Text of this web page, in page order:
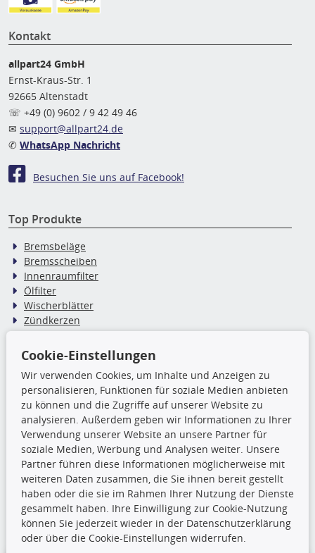
Kontakt
allpart24 GmbH
Ernst-Kraus-Str. 1
92665 Altenstadt
☏ +49 (0) 9602 / 9 42 49 46
✉ support@allpart24.de
✆ WhatsApp Nachricht
Besuchen Sie uns auf Facebook!
Top Produkte
Bremsbeläge
Bremsscheiben
Innenraumfilter
Ölfilter
Wischerblätter
Zündkerzen
TecDoc Inside
Die hier angezeigten Daten,
insbesondere die gesamte Datenbank,
dürfen nicht kopiert werden. Es ist zu
unterlassen, die Daten oder die gesamte Datenbank ohne
vorherige Zustimmung TecDocs zu vervielfältigen, zu
verbreiten und/oder diese Handlungen durch Dritte ausführen
zu lassen. Ein Zuwiderhandeln stellt eine
Urheberrechtsverletzung dar und wird verfolgt.
Ronny’s Newsletter
Cookie-Einstellungen
Wir verwenden Cookies, um Inhalte und Anzeigen zu
personalisieren, Funktionen für soziale Medien anbieten
zu können und die Zugriffe auf unserer Website zu
analysieren. Außerdem geben wir Informationen zu Ihrer
Verwendung unserer Website an unsere Partner für
soziale Medien, Werbung und Analysen weiter. Unsere
Partner führen diese Informationen möglicherweise mit
weiteren Daten zusammen, die Sie ihnen bereit gestellt
haben oder die sie im Rahmen Ihrer Nutzung der Dienste
gesammelt haben. Ihre Einwilligung zur Cookie-Nutzung
können Sie jederzeit wieder in der Datenschutzerklärung
oder über die Cookie-Einstellungen widerrufen.